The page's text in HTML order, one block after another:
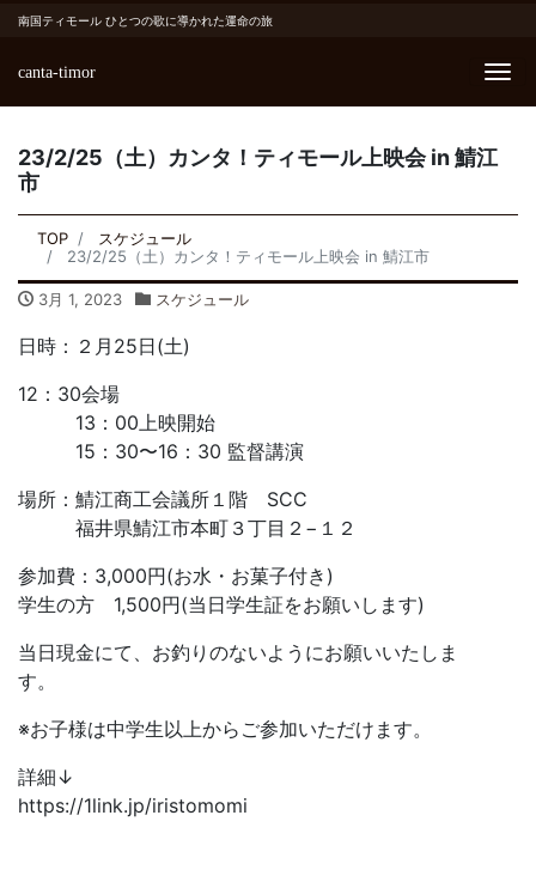
南国ティモール ひとつの歌に導かれた運命の旅
canta-timor
23/2/25（土）カンタ！ティモール上映会 in 鯖江
市
TOP
スケジュール
23/2/25（土）カンタ！ティモール上映会 in 鯖江市
3月 1, 2023 スケジュール
日時：２月25日(土)
12：30会場
13：00上映開始
15：30〜16：30 監督講演
場所：鯖江商工会議所１階 SCC
福井県鯖江市本町３丁目２−１２
参加費：3,000円(お水・お菓子付き)
学生の方 1,500円(当日学生証をお願いします)
当日現金にて、お釣りのないようにお願いいたしま
す。
※お子様は中学生以上からご参加いただけます。
詳細↓
https://1link.jp/iristomomi